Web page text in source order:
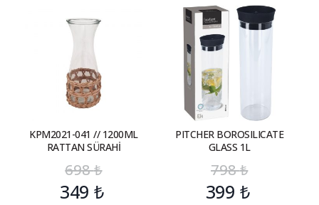
KPM2021-041 // 1200ML
RATTAN SÜRAHİ
698₺
349₺
PITCHER BOROSILICATE
GLASS 1L
798₺
399 ₺